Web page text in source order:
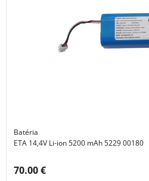
Batéria
ETA 14,4V Li-ion 5200 mAh 5229 00180
Cena s DPH:
70.00 €